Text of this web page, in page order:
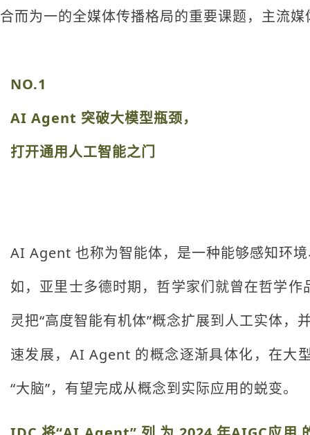
合而为一的全媒体传播格局的重要课题，主流
NO.1
AI Agent 突破大模型瓶颈，
打开通用人工智能之门
AI Agent 也称为智能体，是一种能够感知环
如，亚里士多德时期，哲学家们就曾在哲学
灵把“高度智能有机体”概念扩展到人工实体
速发展，AI Agent 的概念逐渐具体化，在大
“大脑”，有望完成从概念到实际应用的蜕变。